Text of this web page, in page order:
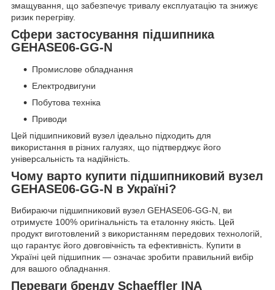
змащування, що забезпечує тривалу експлуатацію та знижує
ризик перегріву.
Сфери застосування підшипника
GEHASE06-GG-N
Промислове обладнання
Електродвигуни
Побутова техніка
Приводи
Цей підшипниковий вузел ідеально підходить для
використання в різних галузях, що підтверджує його
універсальність та надійність.
Чому варто купити підшипниковий вузел
GEHASE06-GG-N в Україні?
Вибираючи підшипниковий вузел GEHASE06-GG-N, ви
отримуєте 100% оригінальність та еталонну якість. Цей
продукт виготовлений з використанням передових технологій,
що гарантує його довговічність та ефективність. Купити в
Україні цей підшипник — означає зробити правильний вибір
для вашого обладнання.
Переваги бренду Schaeffler INA